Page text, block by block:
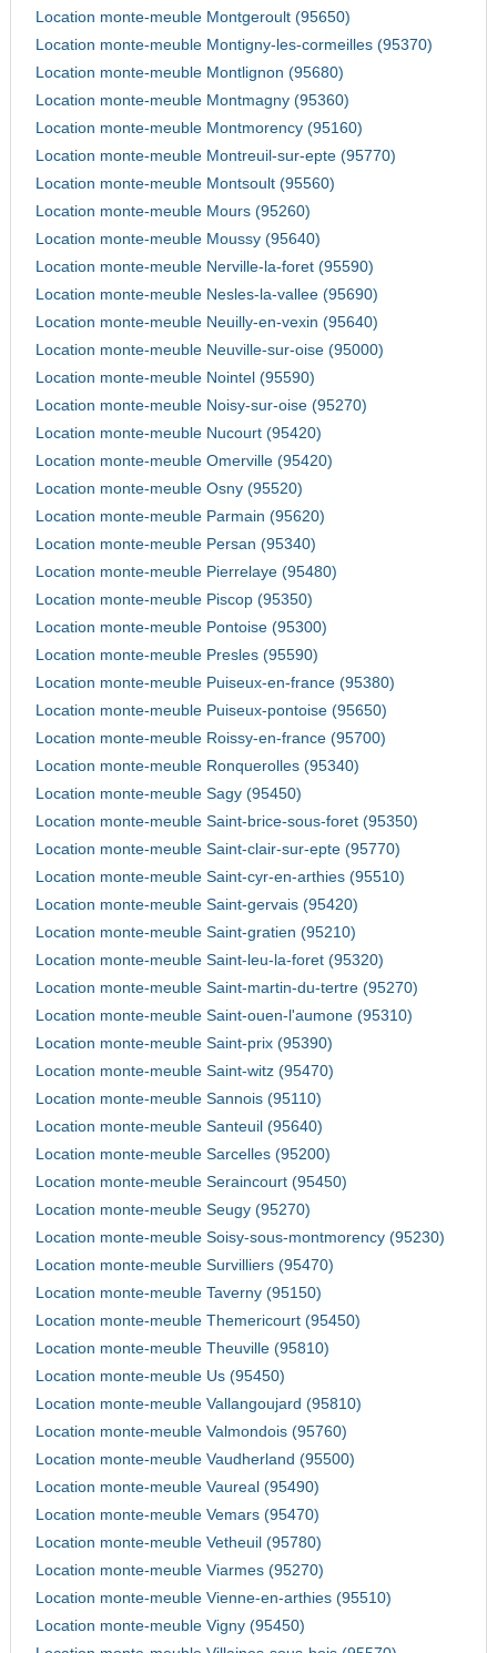
Location monte-meuble Montgeroult (95650)
Location monte-meuble Montigny-les-cormeilles (95370)
Location monte-meuble Montlignon (95680)
Location monte-meuble Montmagny (95360)
Location monte-meuble Montmorency (95160)
Location monte-meuble Montreuil-sur-epte (95770)
Location monte-meuble Montsoult (95560)
Location monte-meuble Mours (95260)
Location monte-meuble Moussy (95640)
Location monte-meuble Nerville-la-foret (95590)
Location monte-meuble Nesles-la-vallee (95690)
Location monte-meuble Neuilly-en-vexin (95640)
Location monte-meuble Neuville-sur-oise (95000)
Location monte-meuble Nointel (95590)
Location monte-meuble Noisy-sur-oise (95270)
Location monte-meuble Nucourt (95420)
Location monte-meuble Omerville (95420)
Location monte-meuble Osny (95520)
Location monte-meuble Parmain (95620)
Location monte-meuble Persan (95340)
Location monte-meuble Pierrelaye (95480)
Location monte-meuble Piscop (95350)
Location monte-meuble Pontoise (95300)
Location monte-meuble Presles (95590)
Location monte-meuble Puiseux-en-france (95380)
Location monte-meuble Puiseux-pontoise (95650)
Location monte-meuble Roissy-en-france (95700)
Location monte-meuble Ronquerolles (95340)
Location monte-meuble Sagy (95450)
Location monte-meuble Saint-brice-sous-foret (95350)
Location monte-meuble Saint-clair-sur-epte (95770)
Location monte-meuble Saint-cyr-en-arthies (95510)
Location monte-meuble Saint-gervais (95420)
Location monte-meuble Saint-gratien (95210)
Location monte-meuble Saint-leu-la-foret (95320)
Location monte-meuble Saint-martin-du-tertre (95270)
Location monte-meuble Saint-ouen-l'aumone (95310)
Location monte-meuble Saint-prix (95390)
Location monte-meuble Saint-witz (95470)
Location monte-meuble Sannois (95110)
Location monte-meuble Santeuil (95640)
Location monte-meuble Sarcelles (95200)
Location monte-meuble Seraincourt (95450)
Location monte-meuble Seugy (95270)
Location monte-meuble Soisy-sous-montmorency (95230)
Location monte-meuble Survilliers (95470)
Location monte-meuble Taverny (95150)
Location monte-meuble Themericourt (95450)
Location monte-meuble Theuville (95810)
Location monte-meuble Us (95450)
Location monte-meuble Vallangoujard (95810)
Location monte-meuble Valmondois (95760)
Location monte-meuble Vaudherland (95500)
Location monte-meuble Vaureal (95490)
Location monte-meuble Vemars (95470)
Location monte-meuble Vetheuil (95780)
Location monte-meuble Viarmes (95270)
Location monte-meuble Vienne-en-arthies (95510)
Location monte-meuble Vigny (95450)